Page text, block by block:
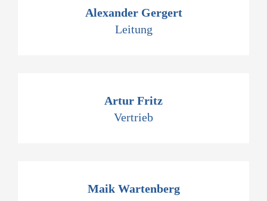
Alexander Gergert
Leitung
Artur Fritz
Vertrieb
Maik Wartenberg